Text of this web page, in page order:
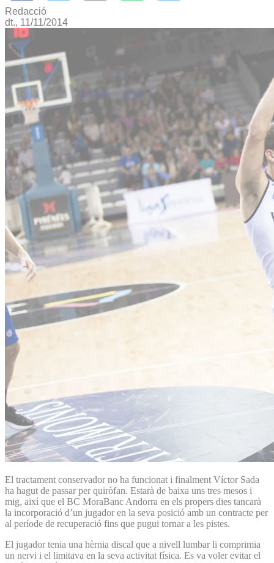
Redacció
dt., 11/11/2014
El tractament conservador no ha funcionat i finalment Víctor Sada
ha hagut de passar per quiròfan. Estarà de baixa uns tres mesos i
mig, així que el BC MoraBanc Andorra en els propers dies tancarà
la incorporació d’un jugador en la seva posició amb un contracte per
al període de recuperació fins que pugui tornar a les pistes.
El jugador tenia una hèrnia discal que a nivell lumbar li comprimia
un nervi i el limitava en la seva activitat física. Es va voler evitar el